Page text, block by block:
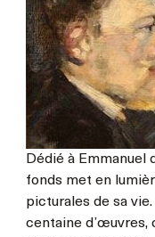
Dédié à Emmanuel
fonds met en
picturales de sa
centaine